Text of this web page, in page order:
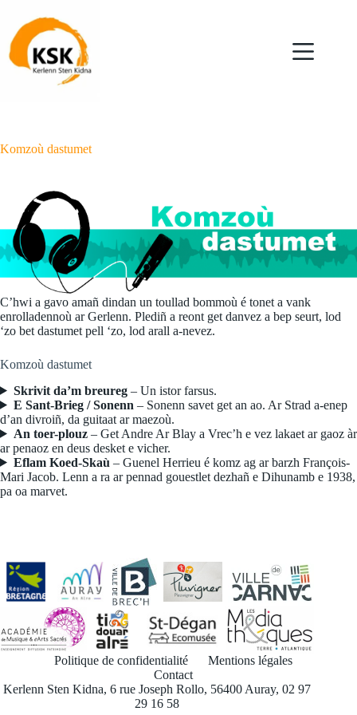
content
Komzoù dastumet
C’hwi a gavo amañ dindan un toullad bommoù é tonet a vank
enrolladennoù ar Gerlenn. Plediñ a reont get danvez a bep seurt, lod
‘zo bet dastumet pell ‘zo, lod arall a-nevez.
Komzoù dastumet
Skrivit da’m breureg – Un istor farsus.
E Sant-Brieg / Sonenn – Sonenn savet get an ao. Ar Strad a-enep
d’an divroiñ, da guitaat ar maezoù.
An toer-plouz – Get Andre Ar Blay a Vrec’h e vez lakaet ar gaoz àr
ar penaoz en deus desket e vicher.
Eflam Koed-Skaù – Guenel Herrieu é komz ag ar barzh François-
Mari Jacob. Lenn a ra ar pennad gouestlet dezhañ e Dihunamb e 1938,
pa oa marvet.
Politique de confidentialité
Mentions légales
Contact
Kerlenn Sten Kidna, 6 rue Joseph Rollo, 56400 Auray, 02 97
29 16 58